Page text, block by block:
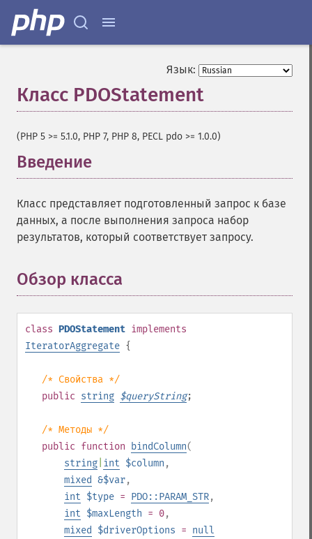
Язык:
Класс PDOStatement
(PHP 5 >= 5.1.0, PHP 7, PHP 8, PECL pdo >= 1.0.0)
Введение
Класс представляет подготовленный запрос к базе
данных, а после выполнения запроса набор
результатов, который соответствует запросу.
Обзор класса
class PDOStatement implements
IteratorAggregate {
/* Свойства */
public string $queryString;
/* Методы */
public function bindColumn(
string int $column ,
mixed &$var,
int $type = PDO::PARAM_STR,
int $maxLength = 0,
mixed
$driverOptions = null